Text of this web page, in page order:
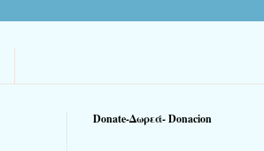
Donate-Δωρεά- Donacion